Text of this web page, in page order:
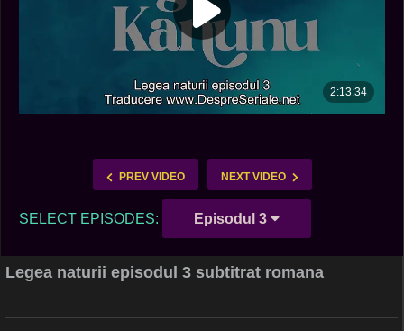
PREV VIDEO NEXT VIDEO
SELECT EPISODES: Episodul 3
Legea naturii episodul 3 subtitrat romana